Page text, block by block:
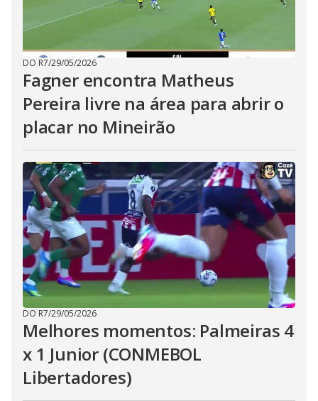
DO R7/29/05/2026
Fagner encontra Matheus
Pereira livre na área para abrir o
placar no Mineirão
DO R7/29/05/2026
Melhores momentos: Palmeiras 4
x 1 Junior (CONMEBOL
Libertadores)